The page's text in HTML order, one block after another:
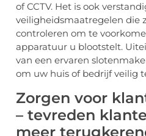
of CCTV. Het is ook
veiligheidsmaatregelen die
controleren om te
apparatuur u blootstelt.
van een ervaren
om uw huis of bedrijf veilig
Zorgen voor
– tevreden
meer